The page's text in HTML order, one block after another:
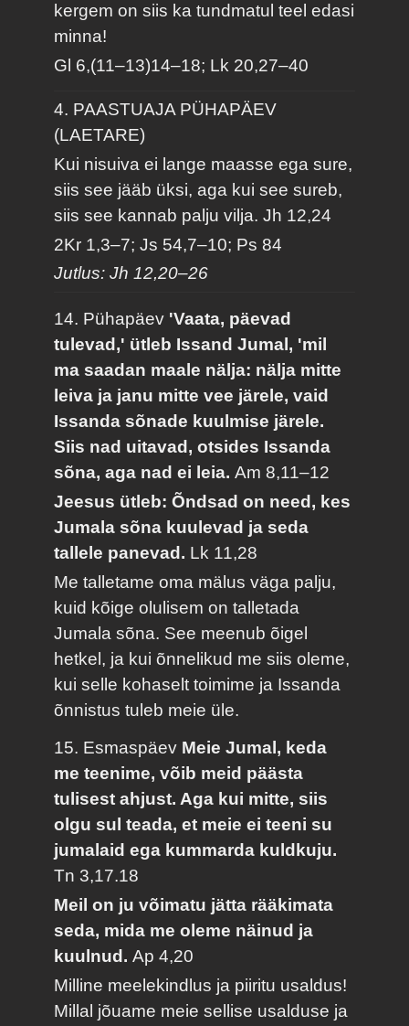
kergem on siis ka tundmatul teel edasi
minna!
Gl 6,(11–13)14–18; Lk 20,27–40
4. PAASTUAJA PÜHAPÄEV
(LAETARE)
Kui nisuiva ei lange maasse ega sure,
siis see jääb üksi, aga kui see sureb,
siis see kannab palju vilja.Jh 12,24
2Kr 1,3–7; Js 54,7–10; Ps 84
Jutlus: Jh 12,20–26
14. Pühapäev 'Vaata, päevad
tulevad,' ütleb Issand Jumal, 'mil
ma saadan maale nälja: nälja mitte
leiva ja janu mitte vee järele, vaid
Issanda sõnade kuulmise järele.
Siis nad uitavad, otsides Issanda
sõna, aga nad ei leia.Am 8,11–12
Jeesus ütleb: Õndsad on need, kes
Jumala sõna kuulevad ja seda
tallele panevad. Lk 11,28
Me talletame oma mälus väga palju,
kuid kõige olulisem on talletada
Jumala sõna. See meenub õigel
hetkel, ja kui õnnelikud me siis oleme,
kui selle kohaselt toimime ja Issanda
õnnistus tuleb meie üle.
15. Esmaspäev Meie Jumal, keda
me teenime, võib meid päästa
tulisest ahjust. Aga kui mitte, siis
olgu sul teada, et meie ei teeni su
jumalaid ega kummarda kuldkuju.
Tn 3,17.18
Meil on ju võimatu jätta rääkimata
seda, mida me oleme näinud ja
kuulnud.Ap 4,20
Milline meelekindlus ja piiritu usaldus!
Millal jõuame meie sellise usalduse ja